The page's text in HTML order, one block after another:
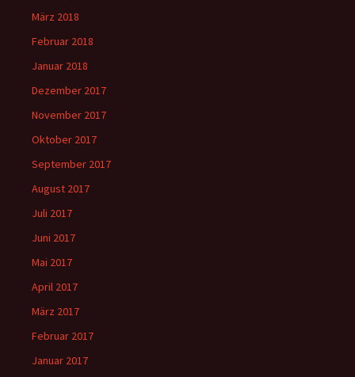
März 2018
Februar 2018
Januar 2018
Dezember 2017
November 2017
Oktober 2017
September 2017
August 2017
Juli 2017
Juni 2017
Mai 2017
April 2017
März 2017
Februar 2017
Januar 2017